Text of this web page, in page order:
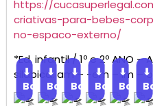
https://
criativas-para-bebes-
no-espaco-externo/
*Ed. infantil / 1º e 2º ANO
silábica: am – -em – im –
⬇
Baixar
⬇
Baixar
⬇
Baixar
⬇
Baixar
⬇
Baixar
⬇